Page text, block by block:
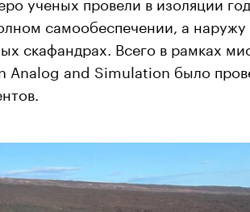
самообеспечении, а
скафандрах. Всего в рамках
Analog and Simulation было